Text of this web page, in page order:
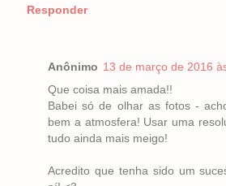
Responder
Anônimo 13 de março de 2016
Que coisa mais amada!!
Babei só de olhar as fotos -
bem a atmosfera! Usar uma
tudo ainda mais meigo!
Acredito que tenha sido um